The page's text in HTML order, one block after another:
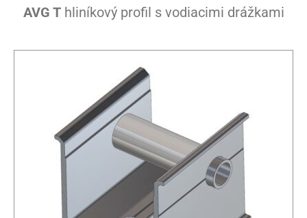
AVG Thliníkový profil s vodiacimi drážkami